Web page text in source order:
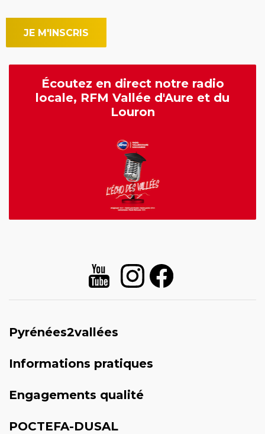
Écoutez en direct notre radio
locale, RFM Vallée d'Aure et du
Louron
Pyrénées2vallées
Informations pratiques
Engagements qualité
POCTEFA-DUSAL